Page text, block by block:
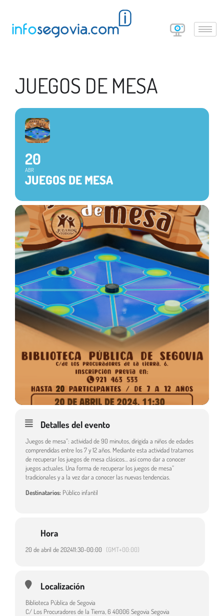
JUEGOS DE MESA
20
ABR
JUEGOS DE MESA
Detalles del evento
Juegos de mesa”: actividad de 90 minutos, dirigida a niños de edades
comprendidas entre los 7 y 12 años. Mediante esta actividad tratamos
de recuperar los juegos de mesa clásicos… así como dar a conocer
juegos actuales. Una forma de recuperar los juegos de mesa”
tradicionales y a la vez dar a conocer las nuevas tendencias.
Destinatarios: Público infantil
Hora
20 de abril de 202411:30-00:00 (GMT+00:00)
Localización
Biblioteca Pública de Segovia
C/ Los Procuradores de la Tierra, 6 40006 Segovia Segovia